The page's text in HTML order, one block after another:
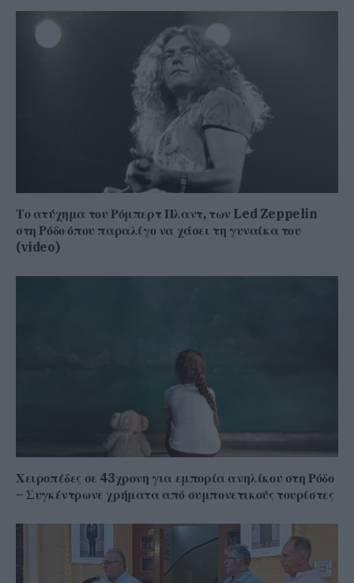
Το ατύχημα του Ρόμπερτ Πλαντ, των Led Zeppelin
στη Ρόδο όπου παραλίγο να χάσει τη γυναίκα του
(video)
Χειροπέδες σε 43χρονη για εμπορία ανηλίκου στη Ρόδο
– Συγκέντρωνε χρήματα από συμπονετικούς τουρίστες